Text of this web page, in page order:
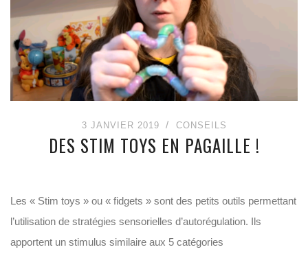
3 JANVIER 2019 CONSEILS
DES STIM TOYS EN PAGAILLE !
Les « Stim toys » ou « fidgets » sont des petits outils permettant
l’utilisation de stratégies sensorielles d’autorégulation. Ils
apportent un stimulus similaire aux 5 catégories